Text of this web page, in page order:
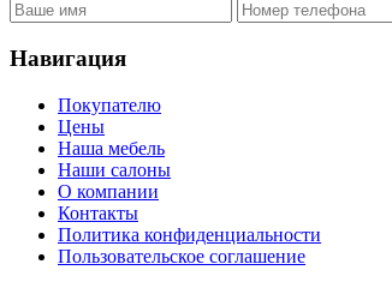
Навигация
Покупателю
Цены
Наша мебель
Наши салоны
О компании
Контакты
Политика конфиденциальности
Пользовательское соглашение